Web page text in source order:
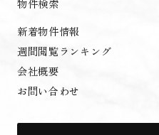
物件検索
新着物件情報
週間閲覧ランキング
会社概要
お問い合わせ